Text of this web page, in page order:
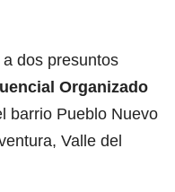
dos presuntos
Organizado
barrio Pueblo Nuevo
Valle del